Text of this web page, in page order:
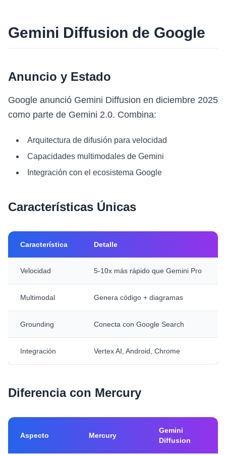
Gemini Diffusion de Google
Anuncio y Estado
Google anunció Gemini Diffusion en diciembre 2025
como parte de Gemini 2.0. Combina:
Arquitectura de difusión para velocidad
Capacidades multimodales de Gemini
Integración con el ecosistema Google
Características Únicas
Característica Detalle
Velocidad 5-10x más rápido que Gemini Pro
Multimodal Genera código + diagramas
Grounding Conecta con Google Search
Integración Vertex AI, Android, Chrome
Diferencia con Mercury
Aspecto Mercury
Gemini
Diffusion